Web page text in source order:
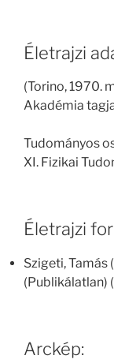
Életrajzi
(Torino, 1970.
Akadémia
Tudományos
XI. Fizikai
Életrajzi
Szigeti, Tamás
(Publikálatlan)
Arckép: